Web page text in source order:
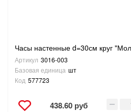
Часы настенные d=30см круг
Артикул 3016-003
Базовая единица шт
Код 577723
438.60 руб